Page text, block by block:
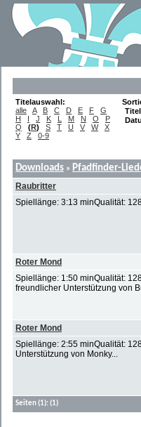
Titelauswahl:
alle
A B C D E F
G
H
I J K L M N O
P
Q
(R) S T U V W
X
Y
Z 0-9
Titel
Downloads » Pfadfinder-
Raubritter
Spiellänge: 3:13 minQualität:
Roter Mond
Spiellänge: 1:50 minQualität:
freundlicher Unterstützung von
Roter Mond
Spiellänge: 2:55 minQualität:
Unterstützung von Monky...
Seiten(1): (1)